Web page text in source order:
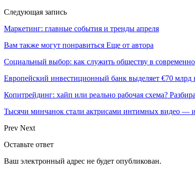
Следующая запись
Маркетинг: главные события и тренды апреля
Вам также могут понравиться Еще от автора
Социальный выбор: как служить обществу в
Европейский инвестиционный банк выделяет €70 млрд
Копитрейдинг: хайп или реально рабочая схема?
Тысячи минчанок стали актрисами интимных видео
Prev Next
Оставьте ответ
Ваш электронный адрес не будет опубликован.